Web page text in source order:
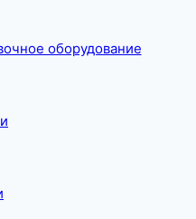
оборудование